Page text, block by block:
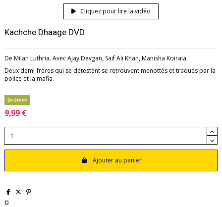
Cliquez pour lire la vidéo
Kachche Dhaage DVD
De Milan Luthria. Avec Ajay Devgan, Saif Ali Khan, Manisha Koirala.
Deux demi-frères qui se détestent se retrouvent menottés et traqués par la
police et la mafia.
En Stock
9,99 €
Ajouter au panier
¤